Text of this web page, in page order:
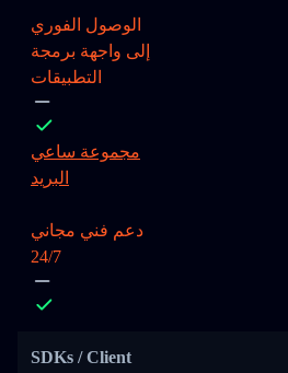
الوصول الفوري
إلى واجهة برمجة
التطبيقات
مجموعة ساعي
البريد
دعم فني مجاني
24/7
SDKs / Client